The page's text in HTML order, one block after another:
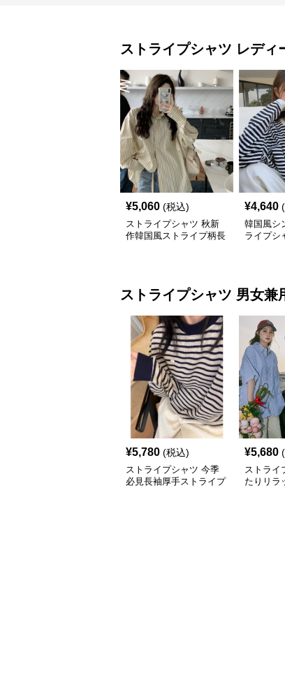
ストライプシャツ レディ
¥5,060 (税込)
ストライプシャツ 秋新
作韓国風ストライプ柄長
¥4,640
韓国風シ
ライプシ
ストライプシャツ 男女兼
¥5,780 (税込)
ストライプシャツ 今季
必見長袖厚手ストライプ
¥5,680
ストライ
たりリラ